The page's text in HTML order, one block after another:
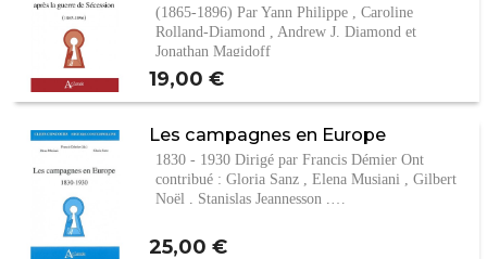
(1865-1896) Par Yann Philippe , Caroline
Rolland-Diamond , Andrew J. Diamond et
Jonathan Magidoff
Prix
19,00 €
Les campagnes en Europe
1830 - 1930 Dirigé par Francis Démier Ont
contribué : Gloria Sanz , Elena Musiani , Gilbert
Noël , Stanislas Jeannesson ,…
Prix
25,00 €